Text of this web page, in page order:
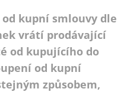
kupní smlouvy dle
vrátí prodávající
od kupujícího do
od kupní
způsobem,